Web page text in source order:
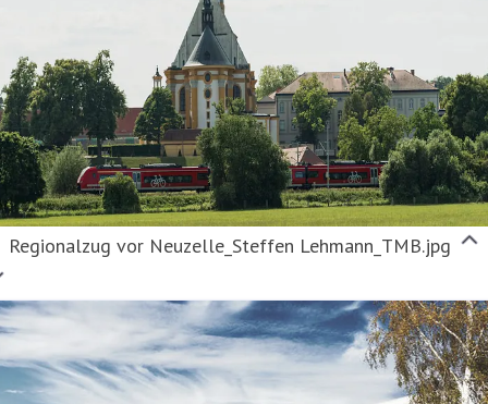
Regionalzug vor Neuzelle_Steffen Lehmann_TMB.jpg